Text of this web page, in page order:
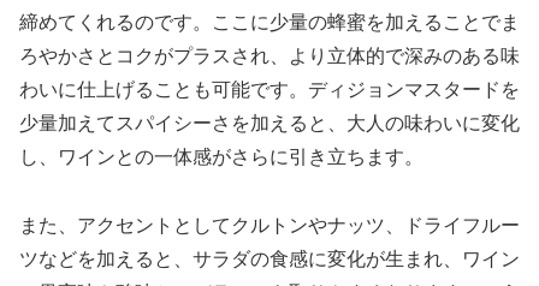
締めてくれるのです。ここに少量の蜂蜜を加えることでま
ろやかさとコクがプラスされ、より立体的で深みのある味
わいに仕上げることも可能です。ディジョンマスタードを
少量加えてスパイシーさを加えると、大人の味わいに変化
し、ワインとの一体感がさらに引き立ちます。
また、アクセントとしてクルトンやナッツ、ドライフルー
ツなどを加えると、サラダの食感に変化が生まれ、ワイン